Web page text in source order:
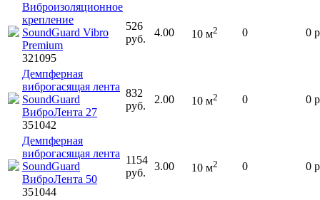
Виброизоляционное
крепление
SoundGuard Vibro
Premium
321095
526
руб.
4.00 10 м2 0 0
Демпферная
виброгасящая лента
SoundGuard
ВиброЛента 27
351042
832
руб.
2.00 10 м2 0 0
Демпферная
виброгасящая лента
SoundGuard
ВиброЛента 50
351044
1154
руб.
3.00 10 м2 0 0